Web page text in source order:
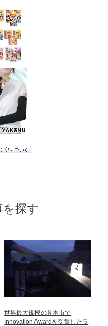
探す
世界最大規模の見本市で
Innovation Awardを受賞したラ